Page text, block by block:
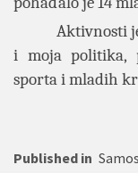
Aktivnosti
i moja politika,
sporta i mladih
Published in